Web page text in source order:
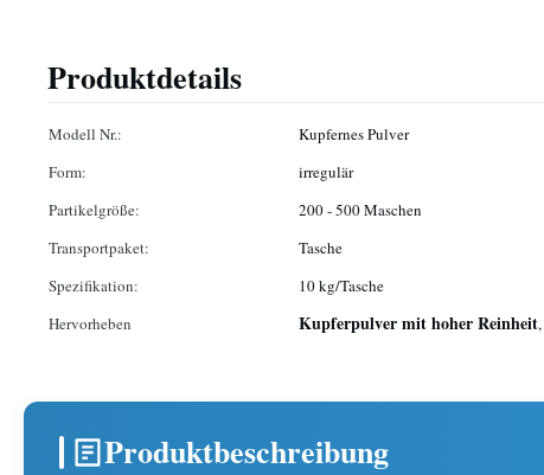
Produktdetails
Modell Nr.: Kupfernes Pulver
Form:
irregulär
Partikelgröße:
200 - 500 Maschen
Transportpaket:
Tasche
Spezifikation:
10 kg/Tasche
Hervorheben
Kupferpulver mit hoher Reinheit,
Produktbeschreibung